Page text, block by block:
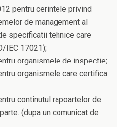
pentru cerintele privind
de management al
specificatii tehnice care
IEC 17021);
organismele de inspectie;
organismele care certifica
continutul rapoartelor de
(dupa un comunicat de